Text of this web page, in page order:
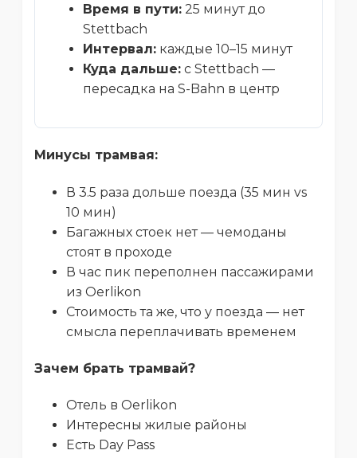
Время в пути: 25 минут до
Stettbach
Интервал: каждые 10–15 минут
Куда дальше: с Stettbach —
пересадка на S-Bahn в центр
Минусы трамвая:
В 3.5 раза дольше поезда (35 мин vs
10 мин)
Багажных стоек нет — чемоданы
стоят в проходе
В час пик переполнен пассажирами
из Oerlikon
Стоимость та же, что у поезда — нет
смысла переплачивать временем
Зачем брать трамвай?
Отель в Oerlikon
Интересны жилые районы
Есть Day Pass